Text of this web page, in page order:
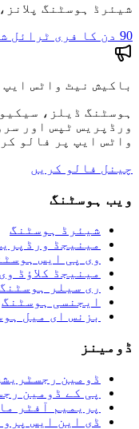
شیئرڈ ہوسٹنگ
90 دن کا فری ٹرائل شروع کریں
باکیش نیٹ واٹس
ہوسٹنگ ڈیلز،
ورڈپریس ٹپس اور
واٹس ایپ پر فالو
چینل فالو کریں
ویب ہوسٹنگ
شیئرڈ ہوسٹنگ
مینیجڈ
وی پی ایس
مینیجڈ کلاؤڈ
ری سیلر
ایجنسی ہوسٹنگ
بزنس ای میل
ڈومینز
ڈومین
پی کے ڈومین
پریمیم آفٹر
ڈی این ایس